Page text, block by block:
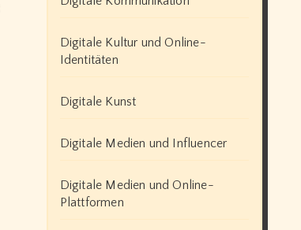
Digitale Kultur und Online-
Identitäten
Digitale Kunst
Digitale Medien und Influencer
Digitale Medien und Online-
Plattformen